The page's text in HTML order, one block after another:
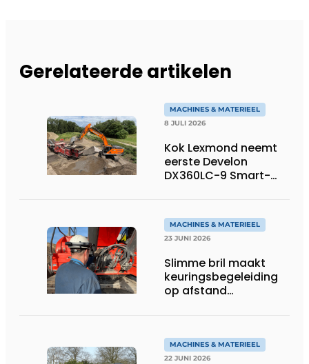
Gerelateerde artikelen
MACHINES & MATERIEEL
8 JULI 2026
Kok Lexmond neemt
eerste Develon
DX360LC-9 Smart-
MACHINES & MATERIEEL
23 JUNI 2026
Slimme bril maakt
keuringsbegeleiding
op afstand
MACHINES & MATERIEEL
22 JUNI 2026